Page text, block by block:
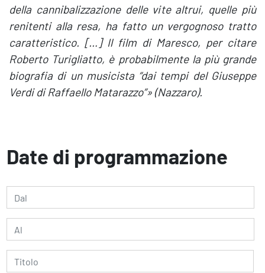
della cannibalizzazione delle vite altrui, quelle più
renitenti alla resa, ha fatto un vergognoso tratto
caratteristico. […] Il film di Maresco, per citare
Roberto Turigliatto, è probabilmente la più grande
biografia di un musicista “dai tempi del Giuseppe
Verdidi Raffaello Matarazzo”» (Nazzaro).
Date di programmazione